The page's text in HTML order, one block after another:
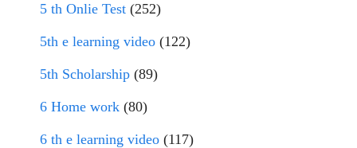
5 th Onlie Test (252)
5th e learning video (122)
5th Scholarship (89)
6 Home work (80)
6 th e learning video (117)